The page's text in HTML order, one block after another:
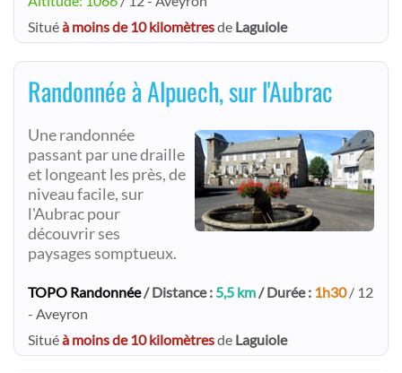
Situéà moins de 10 kilomètresde Laguiole
Randonnée à Alpuech, sur l'Aubrac
Une randonnée
passant par une draille
et longeant les près, de
niveau facile, sur
l'Aubrac pour
découvrir ses
paysages somptueux.
TOPO Randonnée/ Distance : 5,5 km/ Durée : 1h30/ 12
- Aveyron
Situéà moins de 10 kilomètresde Laguiole